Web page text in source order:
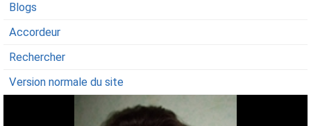
Blogs
Accordeur
Rechercher
Version normale du site